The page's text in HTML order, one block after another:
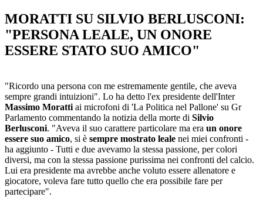
MORATTI SU SILVIO BERLUSCONI:
"PERSONA LEALE, UN ONORE
ESSERE STATO SUO AMICO"
"Ricordo una persona con me estremamente gentile, che aveva
sempre grandi intuizioni". Lo ha detto l'ex presidente dell'Inter
Massimo Moratti ai microfoni di 'La Politica nel Pallone' su Gr
Parlamento commentando la notizia della morte di Silvio
Berlusconi. "Aveva il suo carattere particolare ma era un onore
essere suo amico, si è sempre mostrato leale nei miei confronti -
ha aggiunto - Tutti e due avevamo la stessa passione, per colori
diversi, ma con la stessa passione purissima nei confronti del calcio.
Lui era presidente ma avrebbe anche voluto essere allenatore e
giocatore, voleva fare tutto quello che era possibile fare per
partecipare".